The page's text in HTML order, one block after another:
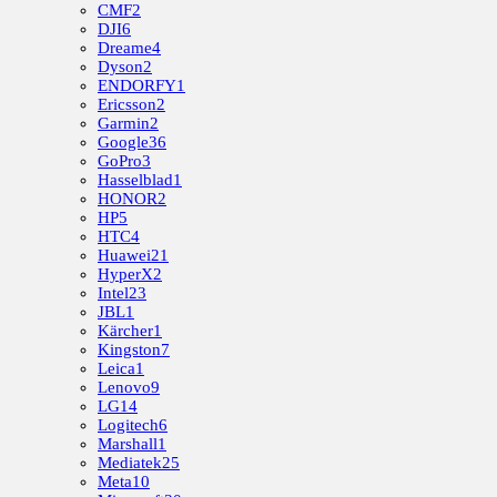
CMF2
DJI6
Dreame4
Dyson2
ENDORFY1
Ericsson2
Garmin2
Google36
GoPro3
Hasselblad1
HONOR2
HP5
HTC4
Huawei21
HyperX2
Intel23
JBL1
Kärcher1
Kingston7
Leica1
Lenovo9
LG14
Logitech6
Marshall1
Mediatek25
Meta10